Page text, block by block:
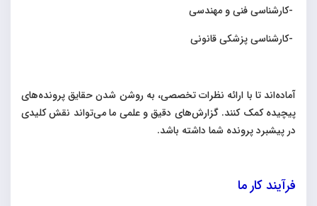
-کارشناسی فنی و مهندسی
-کارشناسی پزشکی قانونی
آماده‌اند تا با ارائه نظرات تخصصی، به روشن شدن حقایق پرونده‌های
پیچیده کمک کنند. گزارش‌های دقیق و علمی ما می‌تواند نقش کلیدی
در پیشبرد پرونده شما داشته باشد.
فرآیند کار ما